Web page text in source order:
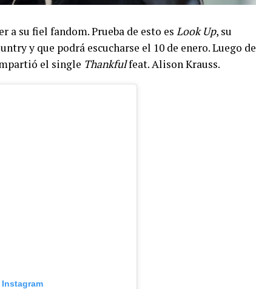
a su fiel fandom. Prueba de esto es Look Up, su
y que podrá escucharse el 10 de enero. Luego de
el single Thankfulfeat. Alison Krauss.